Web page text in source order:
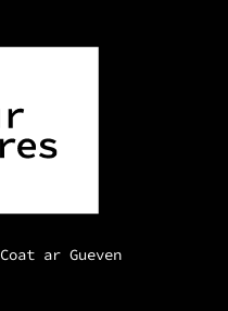
Coat ar Gueven